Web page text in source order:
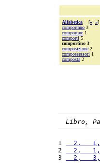
Alfabetica [« »]
comportano 3
comportare 1
comporti 5
comportino 3
composizione 2
compossessori 1
composta 2
Libro,
1
2,
2
2,
3
2,